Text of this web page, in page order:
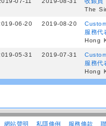
The
06-20 2019-08-20
服務代
Hong
05-31 2019-07-31
服務代
Hong
網站聲明 私隱條例 服務條款